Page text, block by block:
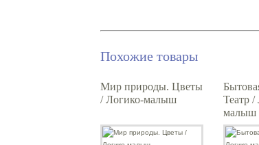
Похожие товары
Мир природы. Цветы
/ Логико-малыш
Театр
малыш